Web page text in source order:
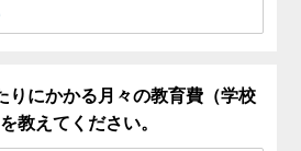
りにかかる月々の教育費（学校
教えてください。